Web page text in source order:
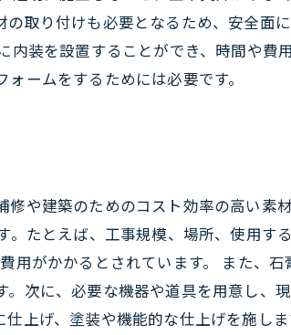
取り付けも必要となるため、安全面
内装を設置することができ、時間や費
ームをするためには必要です。
や建築のためのコスト効率の高い素
。たとえば、工事規模、場所、使用す
用がかかるとされています。 また、石
次に、必要な機器や道具を用意し、
上げ、塗装や機能的な仕上げを施しま